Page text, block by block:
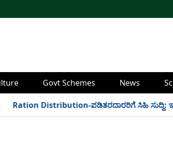
Govt Schemes News
Ration Distribution-ಪಡಿತರದಾರರಿಗೆ ಸಿಹಿ ಸುದ್ದಿ: